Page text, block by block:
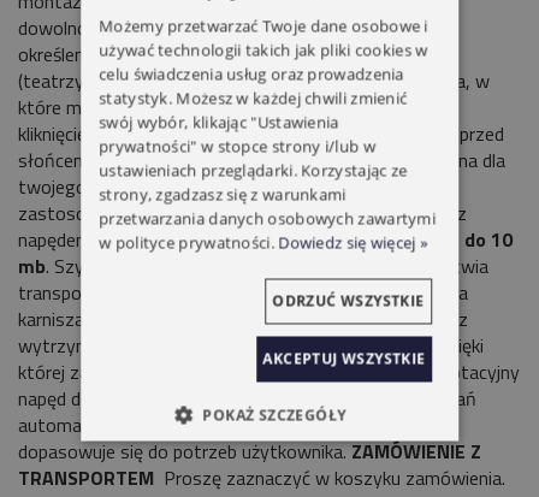
dowolność wyboru miejsca montażu szyny. Możliwość
określenia sposobu rozsuwania zasłony: z obu stron
(teatrzyk),lub na jedną stronę. Żadnych linek do ciągania, w
które można się zaplątać. Steruj zasłonami jednym
kliknięciem, aby chronić swoją prywatność i osłonić się przed
słońcem. Stwórz własny klimat i wystrój. Idealna osłona dla
twojego Domu, Pensjonatu lub Hotelu. Szeroka gama
zastosowania dla osłon okiennych. Kompletna szyna z
napędem Somfy MOVELITE 35 WT.Długość zestawu do 10
mb. Szyna składa się z dwóch lub trzech części co ułatwia
transport. Szybki i łatwy montaż. Możliwość wykonania
karnisza w jednej części do
5mb.Cicha praca silnika oraz
wytrzymały napęd. Łagodna i płynna praca karnisza dzięki
której zasłony są chronione przed uszkodzeniem. Adaptacyjny
napęd do zasłon umożliwia łatwe przejście do rozwiązań
automatyki domowej. Regulowana prędkość napędu
dopasowuje się do potrzeb użytkownika.ZAMÓWIENIE Z
TRANSPORTEM Proszę zaznaczyć w koszyku zamówienia.
Możemy przetwarzać Twoje dane osobowe i
używać technologii takich jak pliki cookies w
celu świadczenia usług oraz prowadzenia
statystyk. Możesz w każdej chwili zmienić
swój wybór, klikając "Ustawienia
prywatności" w stopce strony i/lub w
ustawieniach przeglądarki. Korzystając ze
strony, zgadzasz się z warunkami
przetwarzania danych osobowych zawartymi
w polityce prywatności. Dowiedz się więcej »
AKCEPTUJ WSZYSTKIE
ODRZUĆ WSZYSTKIE
POKAŻ SZCZEGÓŁY